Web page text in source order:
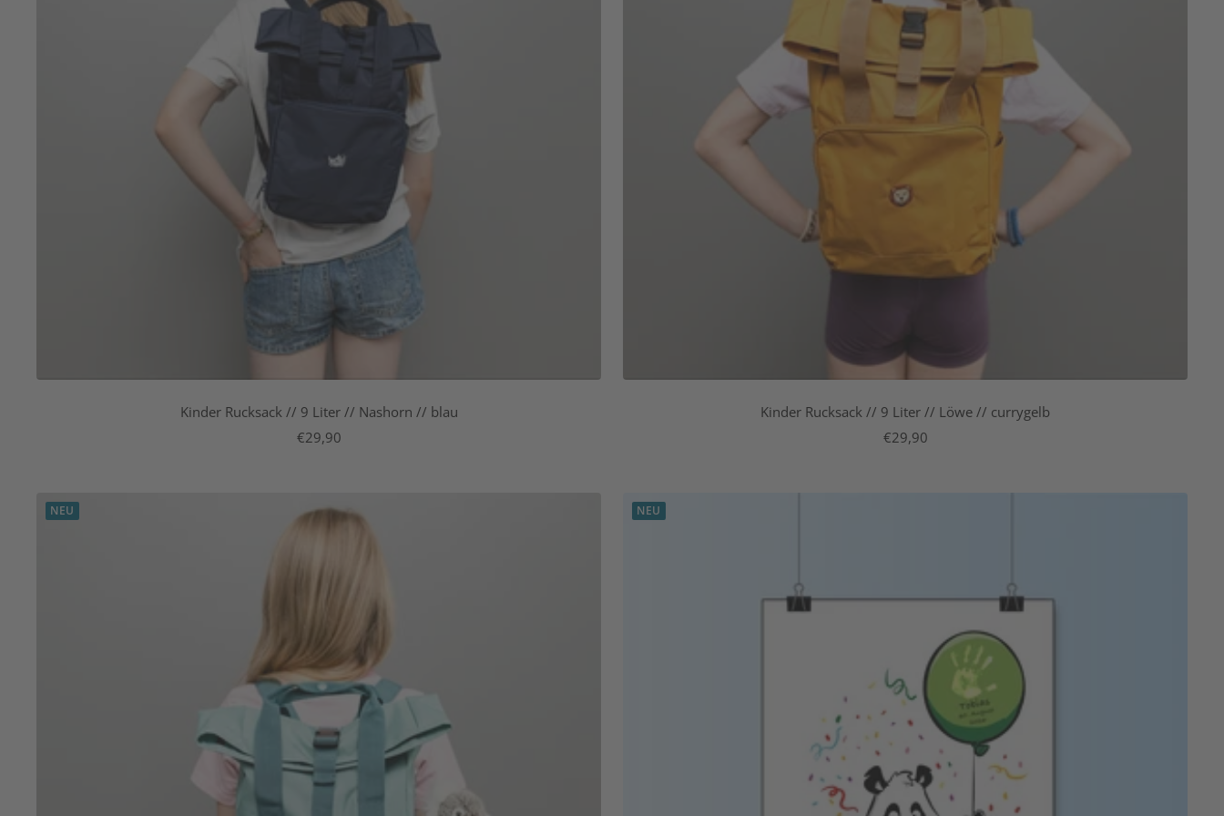
Kinder Rucksack // 9 Liter // Nashorn // blau
Angebotspreis
€29,90
Kinder Rucksack // 9 Liter // Löwe // currygelb
Angebotspreis
€29,90
NEU NEU